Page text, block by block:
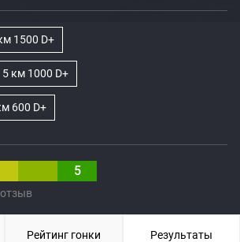
5
1500 D+
5 км 1000 D+
600 D+
Рейтинг гонки Результаты